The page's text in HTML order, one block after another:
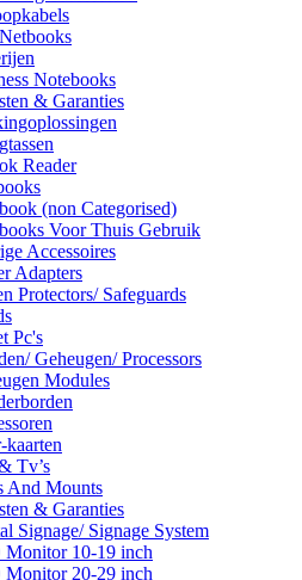
Notebooks
& Garanties
Reader
(non Categorised)
Voor Thuis Gebruik
Accessoires
Adapters
Protectors/ Safeguards
Pc's
Geheugen/ Processors
Modules
kaarten
Tv’s
And Mounts
& Garanties
Signage/ Signage System
10-19 inch
20-29 inch